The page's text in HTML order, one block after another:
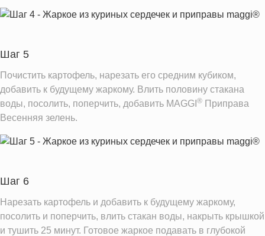
Шаг 5
Почистить картофель, нарезать его средним кубиком,
добавить к будущему жаркому. Влить половину стакана
воды, посолить, поперчить, добавить MAGGI ® Приправа
Весенняя зелень.
Шаг 6
Нарезать картофель и добавить к будущему жаркому,
посолить и поперчить, влить стакан воды, накрыть крышкой
и тушить 25 минут. Готовое жаркое подавать в глубокой